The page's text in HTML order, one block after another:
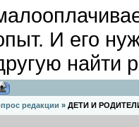
И его
найти
редакции » ДЕТИ И